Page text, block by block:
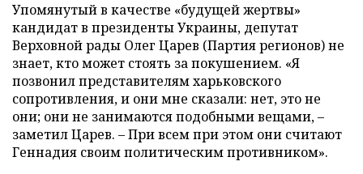
Упомянутый в качестве «будущей жертвы»
кандидат в президенты Украины, депутат
Верховной рады Олег Царев (Партия регионов) не
знает, кто может стоять за покушением. «Я
позвонил представителям харьковского
сопротивления, и они мне сказали: нет, это не
они; они не занимаются подобными вещами,–
заметил Царев. – При всем при этом они считают
Геннадия своим политическим противником».